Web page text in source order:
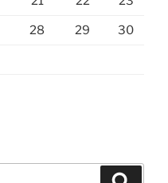
28 29 30